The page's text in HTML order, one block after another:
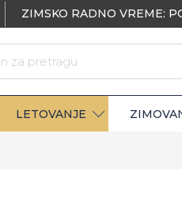
ZIMSKO RADNO VREME:
LETOVANJE